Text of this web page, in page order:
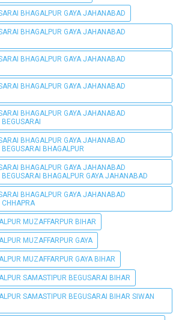
BHAGALPUR GAYA JAHANABAD
BHAGALPUR GAYA JAHANABAD
BHAGALPUR GAYA JAHANABAD
BHAGALPUR GAYA JAHANABAD
BHAGALPUR GAYA JAHANABAD
BHAGALPUR GAYA JAHANABAD
BHAGALPUR
BHAGALPUR GAYA JAHANABAD
BHAGALPUR GAYA JAHANABAD
BHAGALPUR GAYA JAHANABAD
MUZAFFARPUR BIHAR
MUZAFFARPUR GAYA
MUZAFFARPUR GAYA BIHAR
SAMASTIPUR BEGUSARAI BIHAR
SAMASTIPUR BEGUSARAI BIHAR SIWAN